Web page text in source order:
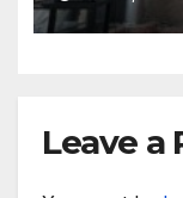
Leave a